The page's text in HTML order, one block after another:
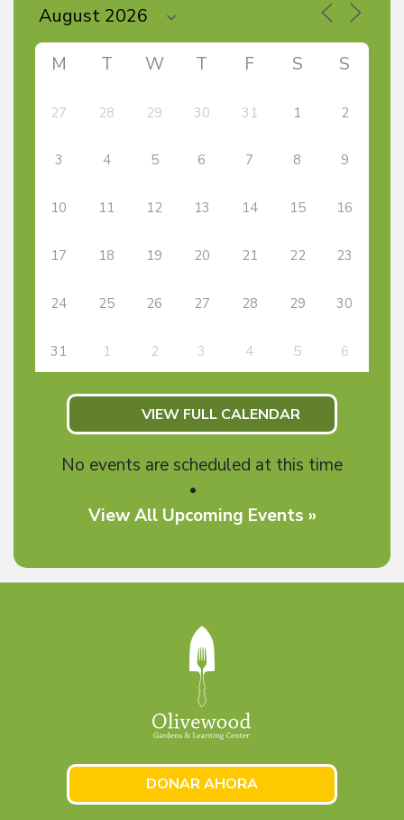
M T W T F S S
27 28 29 30 31 1 2
3 4 5 6 7 8 9
10 11 12 13 14 15 16
17 18 19 20 21 22 23
24 25 26 27 28 29 30
31 1 2 3 4 5 6
VIEW FULL CALENDAR
No events are scheduled at this time
View All Upcoming Events »
DONAR AHORA